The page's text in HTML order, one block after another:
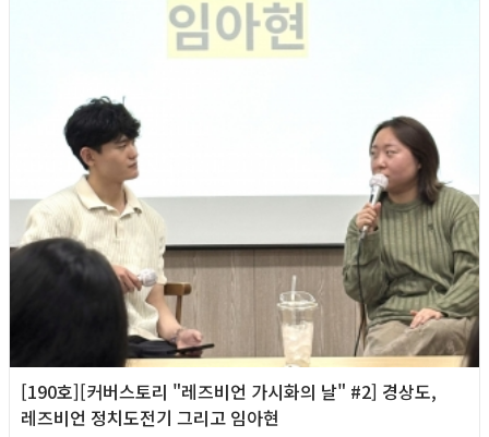
[190호][커버스토리 "레즈비언 가시화의 날" #2] 경상도,
레즈비언 정치도전기 그리고 임아현